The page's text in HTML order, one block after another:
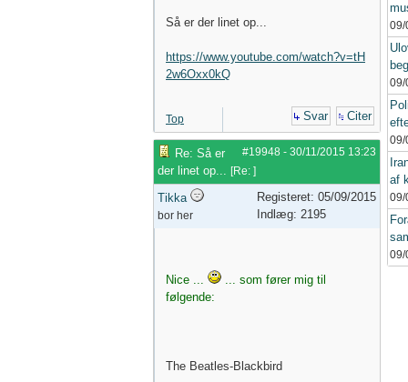
Så er der linet op...
https://www.youtube.com/watch?v=tH
2w6Oxx0kQ
Top Svar Citer
#19948 - 30/11/2015 13:23
Re: Så er
der linet op... [Re: ]
Tikka
bor her
Registeret: 05/09/2015
Indlæg: 2195
Nice ...
... som fører mig til
følgende:
The Beatles-Blackbird
09/
09/
09/
af
09/
09/